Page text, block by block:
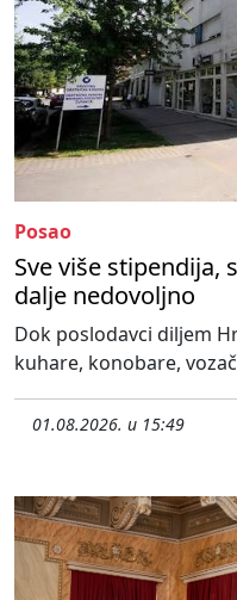
Posao
Sve više stipendija,
dalje nedovoljno
Dok poslodavci diljem
kuhare, konobare,
01.08.2026. u 15:49